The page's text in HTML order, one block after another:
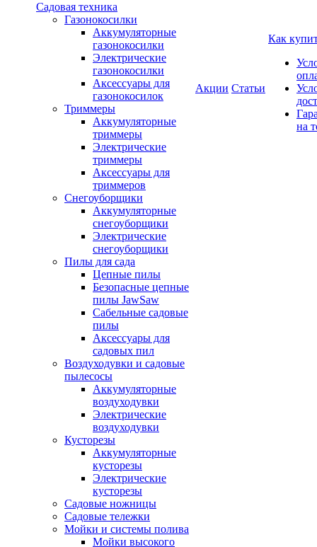
Садовая техника
Газонокосилки
Аккумуляторные
газонокосилки
Электрические
газонокосилки
Аксессуары для
газонокосилок
Триммеры
Аккумуляторные
триммеры
Электрические
триммеры
Аксессуары для
триммеров
Снегоуборщики
Аккумуляторные
снегоуборщики
Электрические
снегоуборщики
Пилы для сада
Цепные пилы
Безопасные цепные
пилы JawSaw
Сабельные садовые
пилы
Аксессуары для
садовых пил
Воздуходувки и садовые
пылесосы
Аккумуляторные
воздуходувки
Электрические
воздуходувки
Кусторезы
Аккумуляторные
кусторезы
Электрические
кусторезы
Садовые ножницы
Садовые тележки
Мойки и системы полива
Мойки высокого
Акции Статьи
Как
на